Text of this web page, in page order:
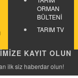
ORMAN
BÜLTENİ
TARIM TV
KAYIT OLUN
ilk siz haberdar olun!